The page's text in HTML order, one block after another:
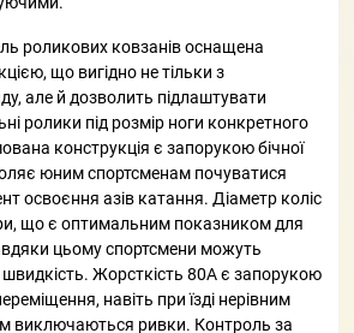
роликових ковзанів оснащена
що вигідно не тільки з
але й дозволить підлаштувати
ролики під розмір ноги конкретного
конструкція є запорукою бічної
юним спортсменам почуватися
освоєння азів катання. Діаметр коліс
що є оптимальним показником для
цьому спортсмени можуть
Жорсткість 80А є запорукою
навіть при їзді нерівним
виключаються ривки. Контроль за